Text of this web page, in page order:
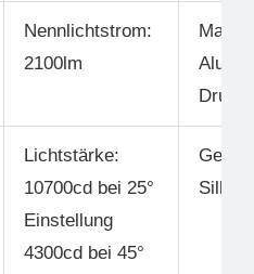
Nennlichtstrom:
2100lm
Lichtstärke:
10700cd bei 25°
Einstellung
4300cd bei 45°
Silber